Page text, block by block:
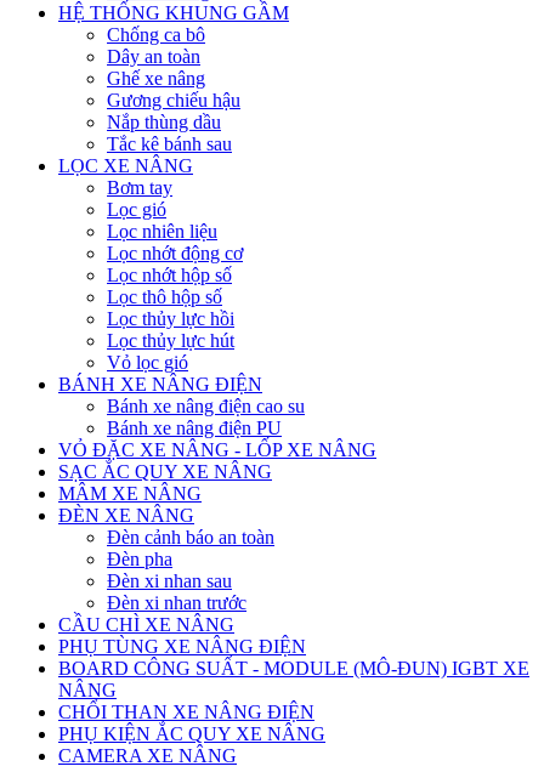
HỆ THỐNG KHUNG GẦM
Chống ca bô
Dây an toàn
Ghế xe nâng
Gương chiếu hậu
Nắp thùng dầu
Tắc kê bánh sau
LỌC XE NÂNG
Bơm tay
Lọc gió
Lọc nhiên liệu
Lọc nhớt động cơ
Lọc nhớt hộp số
Lọc thô hộp số
Lọc thủy lực hồi
Lọc thủy lực hút
Vỏ lọc gió
BÁNH XE NÂNG ĐIỆN
Bánh xe nâng điện cao su
Bánh xe nâng điện PU
VỎ ĐẶC XE NÂNG - LỐP XE NÂNG
SẠC ẮC QUY XE NÂNG
MÂM XE NÂNG
ĐÈN XE NÂNG
Đèn cảnh báo an toàn
Đèn pha
Đèn xi nhan sau
Đèn xi nhan trước
CẦU CHÌ XE NÂNG
PHỤ TÙNG XE NÂNG ĐIỆN
BOARD CÔNG SUẤT - MODULE (MÔ-ĐUN) IGBT XE
NÂNG
CHỔI THAN XE NÂNG ĐIỆN
PHỤ KIỆN ẮC QUY XE NÂNG
CAMERA XE NÂNG